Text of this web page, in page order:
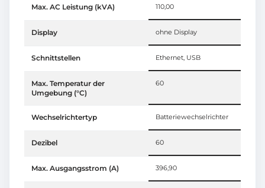
Max. AC Leistung (kVA) 110,00
Display ohne Display
Schnittstellen Ethernet, USB
Max. Temperatur der
Umgebung (°C)
60
Wechselrichtertyp Batteriewechselrichter
Dezibel 60
Max. Ausgangsstrom (A) 396,90